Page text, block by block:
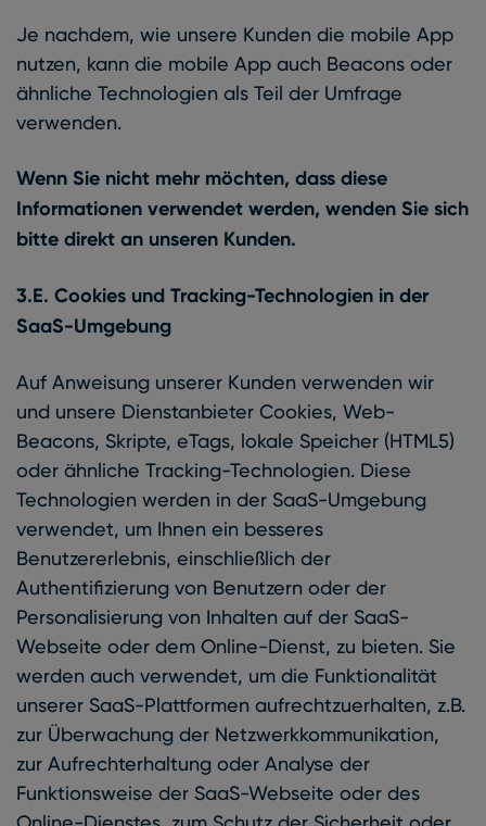
Je nachdem, wie unsere Kunden die mobile App
nutzen, kann die mobile App auch Beacons oder
ähnliche Technologien als Teil der Umfrage
verwenden.
Wenn Sie nicht mehr möchten, dass diese
Informationen verwendet werden, wenden Sie sich
bitte direkt an unseren Kunden.
3.E. Cookies und Tracking-Technologien in der
SaaS-Umgebung
Auf Anweisung unserer Kunden verwenden wir
und unsere Dienstanbieter Cookies, Web-
Beacons, Skripte, eTags, lokale Speicher (HTML5)
oder ähnliche Tracking-Technologien. Diese
Technologien werden in der SaaS-Umgebung
verwendet, um Ihnen ein besseres
Benutzererlebnis, einschließlich der
Authentifizierung von Benutzern oder der
Personalisierung von Inhalten auf der SaaS-
Webseite oder dem Online-Dienst, zu bieten. Sie
werden auch verwendet, um die Funktionalität
unserer SaaS-Plattformen aufrechtzuerhalten, z.B.
zur Überwachung der Netzwerkkommunikation,
zur Aufrechterhaltung oder Analyse der
Funktionsweise der SaaS-Webseite oder des